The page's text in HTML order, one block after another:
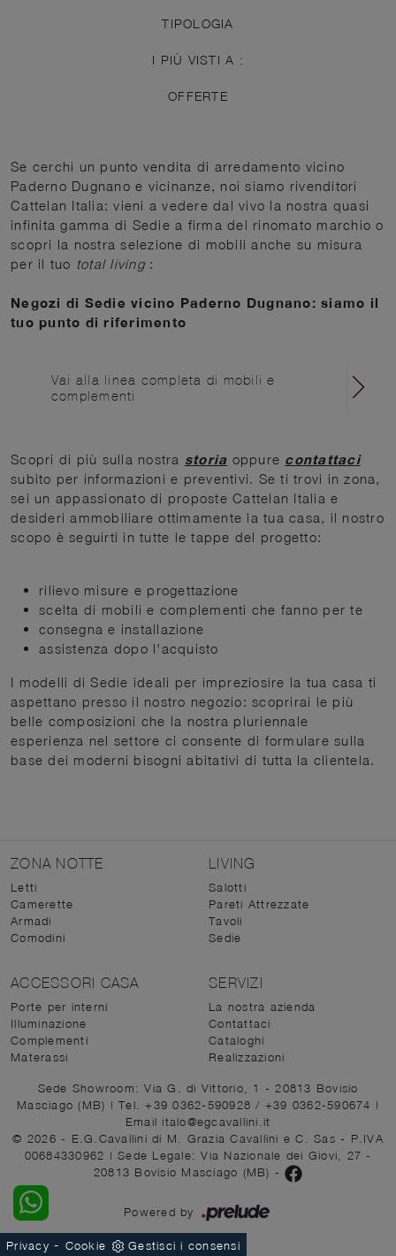
TIPOLOGIA
I PIÙ VISTI A :
OFFERTE
Se cerchi un punto vendita di arredamento vicino
Paderno Dugnano e vicinanze, noi siamo rivenditori
Cattelan Italia: vieni a vedere dal vivo la nostra quasi
infinita gamma di Sedie a firma del rinomato marchio o
scopri la nostra selezione di mobili anche su misura
per il tuo total living :
Negozi di Sedie vicino Paderno Dugnano: siamo il
tuo punto di riferimento
Vai alla linea completa di mobili e
complementi
Scopri di più sulla nostra storia oppure contattaci
subito per informazioni e preventivi. Se ti trovi in zona,
sei un appassionato di proposte Cattelan Italia e
desideri ammobiliare ottimamente la tua casa, il nostro
scopo è seguirti in tutte le tappe del progetto:
rilievo misure e progettazione
scelta di mobili e complementi che fanno per te
consegna e installazione
assistenza dopo l'acquisto
I modelli di Sedie ideali per impreziosire la tua casa ti
aspettano presso il nostro negozio: scoprirai le più
belle composizioni che la nostra pluriennale
esperienza nel settore ci consente di formulare sulla
base dei moderni bisogni abitativi di tutta la clientela.
ZONA NOTTE
Letti
Camerette
Armadi
Comodini
LIVING
Salotti
Pareti Attrezzate
Tavoli
Sedie
ACCESSORI CASA
Porte per interni
Illuminazione
Complementi
Materassi
SERVIZI
La nostra azienda
Contattaci
Cataloghi
Realizzazioni
Sede Showroom: Via G. di Vittorio, 1 - 20813 Bovisio
Masciago (MB) | Tel. +39 0362-590928/ +39 0362-590674 |
Email italo@egcavallini.it
© 2026 - E.G.Cavallini di M. Grazia Cavallini e C. Sas - P.IVA
00684330962 | Sede Legale: Via Nazionale dei Giovi, 27 -
20813 Bovisio Masciago (MB) -
Powered by
Privacy - Cookie Gestisci i consensi